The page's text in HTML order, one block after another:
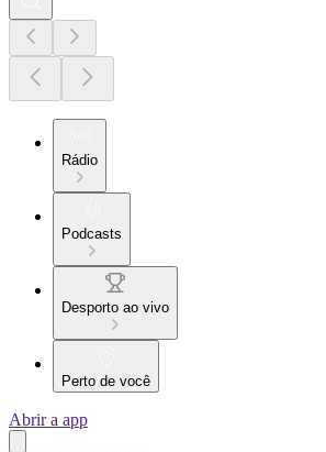
Rádio
Podcasts
Desporto ao vivo
Perto de você
Abrir a app